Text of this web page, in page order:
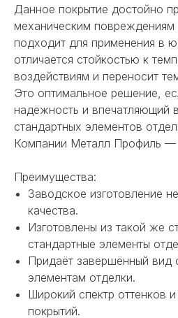
Данное покрытие достойно
механическим повреждениям
подходит для применения в
отличается стойкостью к
воздействиям и переносит
Это оптимальное решение,
надёжность и впечатляющий
стандартных элементов
Компании Металл Профиль —
Преимущества:
Заводское изготовление
качества.
Изготовлены из такой же
стандартные элементы
Придаёт завершённый вид
элементам отделки.
Широкий спектр оттенков
покрытий.